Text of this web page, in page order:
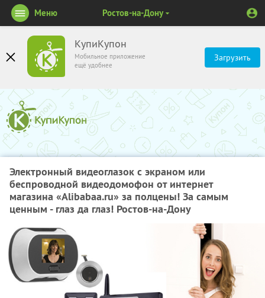
КупиКупон
Мобильное приложение
ещё удобнее
Загрузить
Меню Ростов-на-Дону
Электронный видеоглазок с экраном или
беспроводной видеодомофон от интернет
магазина «Alibabaa.ru» за полцены! За самым
ценным - глаз да глаз! Ростов-на-Дону